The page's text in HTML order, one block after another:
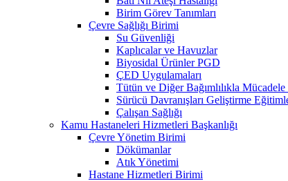
Birim Görev Tanımları
Çevre Sağlığı Birimi
Su Güvenliği
Kaplıcalar ve Havuzlar
Biyosidal Ürünler PGD
ÇED Uygulamaları
Tütün ve Diğer Bağımlılıkla
Sürücü Davranışları Geliştirme
Çalışan Sağlığı
Kamu Hastaneleri Hizmetleri Başkanlığı
Çevre Yönetim Birimi
Dökümanlar
Atık Yönetimi
Hastane Hizmetleri Birimi